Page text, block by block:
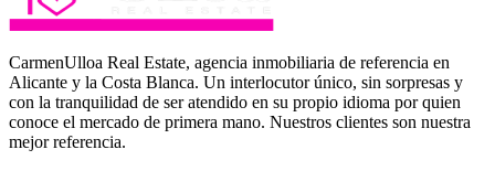
CarmenUlloa Real Estate, agencia inmobiliaria de referencia en
Alicante y la Costa Blanca. Un interlocutor único, sin sorpresas y
con la tranquilidad de ser atendido en su propio idioma por quien
conoce el mercado de primera mano. Nuestros clientes son nuestra
mejor referencia.